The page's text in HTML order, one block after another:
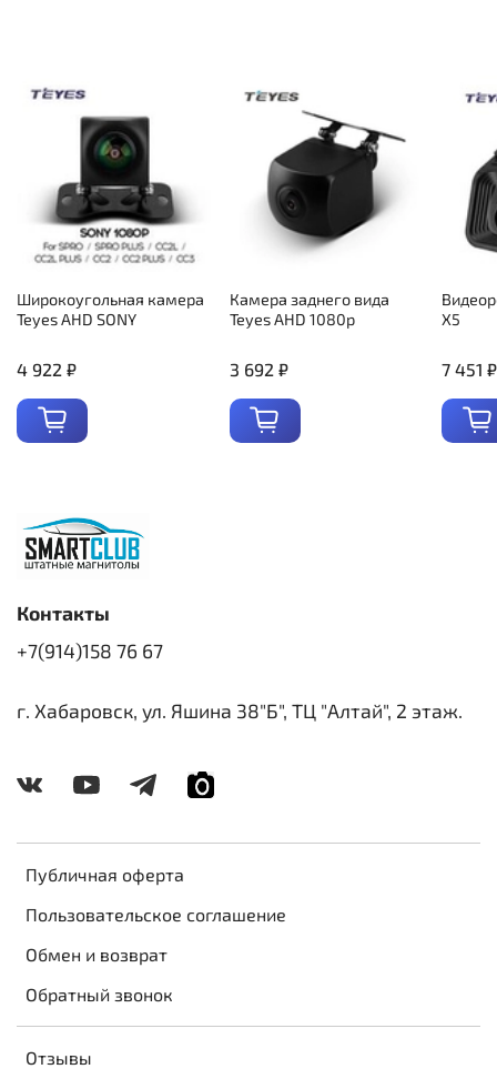
Широкоугольная камера
Teyes AHD SONY
4 922 ₽
Камера заднего вида
Teyes AHD 1080p
3 692 ₽
X5
7 451 ₽
Публичная оферта
Пользовательское соглашение
Обмен и возврат
Обратный звонок
Отзывы
Контакты
+7(914)158 76 67
г. Хабаровск, ул. Яшина 38"Б", ТЦ "Алтай", 2 этаж.